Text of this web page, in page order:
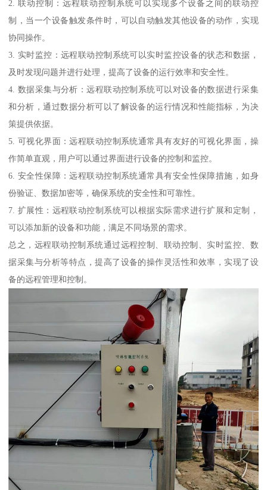
2. 联动控制：远程联动控制系统可以实现多个设备之间的联动控
制，当一个设备触发条件时，可以自动触发其他设备的动作，实现
协同操作。
3. 实时监控：远程联动控制系统可以实时监控设备的状态和数据，
及时发现问题并进行处理，提高了设备的运行效率和安全性。
4. 数据采集与分析：远程联动控制系统可以对设备的数据进行采集
和分析，通过数据分析可以了解设备的运行情况和性能指标，为决
策提供依据。
5. 可视化界面：远程联动控制系统通常具有友好的可视化界面，操
作简单直观，用户可以通过界面进行设备的控制和监控。
6. 安全性保障：远程联动控制系统通常具有安全性保障措施，如身
份验证、数据加密等，确保系统的安全性和可靠性。
7. 扩展性：远程联动控制系统可以根据实际需求进行扩展和定制，
可以添加新的设备和功能，满足不同场景的需求。
总之，远程联动控制系统通过远程控制、联动控制、实时监控、数
据采集与分析等特点，提高了设备的操作灵活性和效率，实现了设
备的远程管理和控制。